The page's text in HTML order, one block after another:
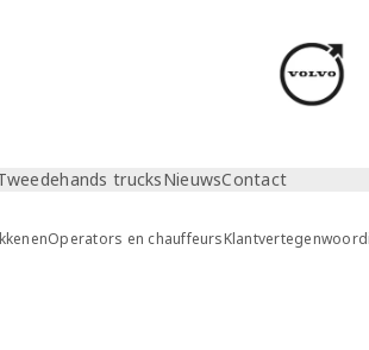
trucksNieuwsContact
Operators en chauffeurs